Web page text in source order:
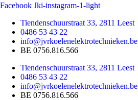
Facebook Jki-instagram-1-light
Tiendenschuurstraat 33, 2811 Leest
0486 53 43 22
info@jvrkoelenelektrotechnieken.be
BE 0756.816.566
Tiendenschuurstraat 33, 2811 Leest
0486 53 43 22
info@jvrkoelenelektrotechnieken.be
BE 0756.816.566